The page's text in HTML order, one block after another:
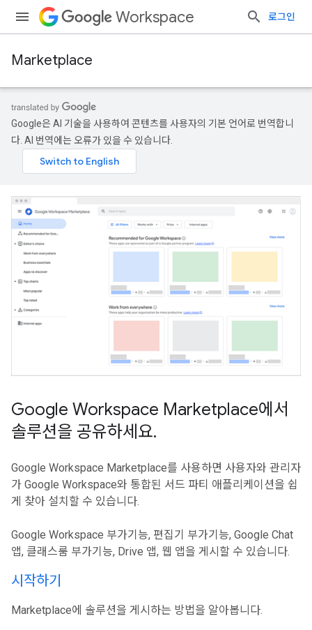
Workspace 로그인
Marketplace
Google은 AI 기술을 사용하여 콘텐츠를 사용자의 기본 언어로 번역합니
다. AI 번역에는 오류가 있을 수 있습니다.
Google Workspace Marketplace에서
솔루션을 공유하세요.
Google Workspace Marketplace를 사용하면 사용자와 관리자
가 Google Workspace와 통합된 서드 파티 애플리케이션을 쉽
게 찾아 설치할 수 있습니다.
Google Workspace 부가기능, 편집기 부가기능, Google Chat
앱, 클래스룸 부가기능, Drive 앱, 웹 앱을 게시할 수 있습니다.
시작하기
Marketplace에 솔루션을 게시하는 방법을 알아봅니다.